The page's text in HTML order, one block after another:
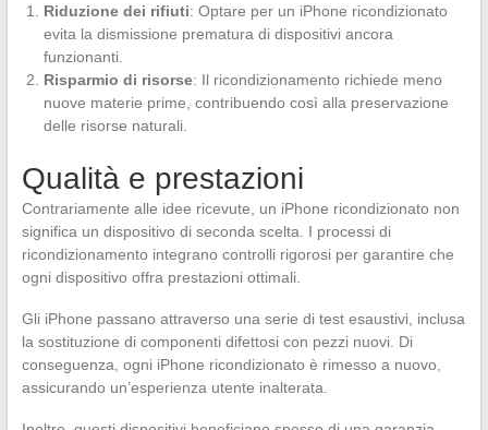
Riduzione dei rifiuti: Optare per un iPhone ricondizionato
evita la dismissione prematura di dispositivi ancora
funzionanti.
Risparmio di risorse: Il ricondizionamento richiede meno
nuove materie prime, contribuendo così alla preservazione
delle risorse naturali.
Qualità e prestazioni
Contrariamente alle idee ricevute, un iPhone ricondizionato non
significa un dispositivo di seconda scelta. I processi di
ricondizionamento integrano controlli rigorosi per garantire che
ogni dispositivo offra prestazioni ottimali.
Gli iPhone passano attraverso una serie di test esaustivi, inclusa
la sostituzione di componenti difettosi con pezzi nuovi. Di
conseguenza, ogni iPhone ricondizionato è rimesso a nuovo,
assicurando un’esperienza utente inalterata.